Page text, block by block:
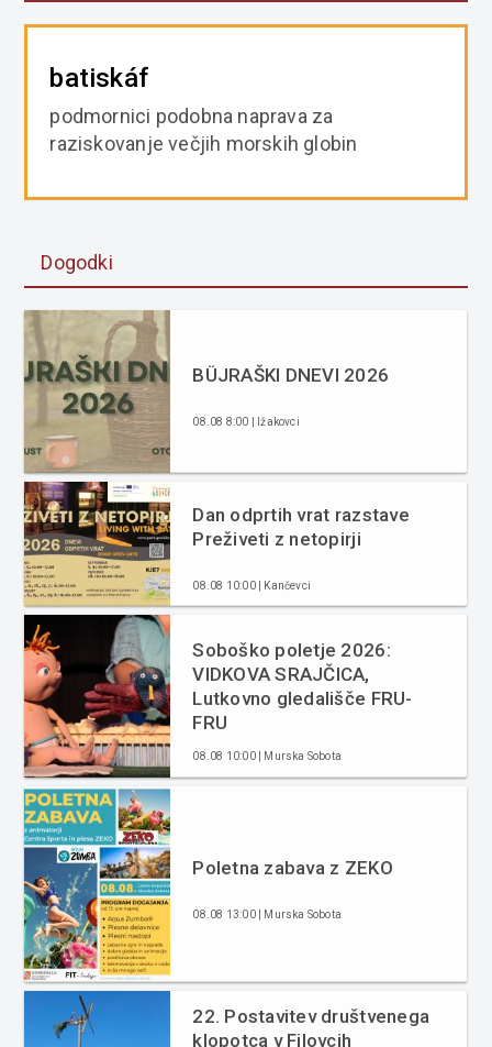
batiskáf
podmornici podobna naprava za
raziskovanje večjih morskih globin
Dogodki
BÜJRAŠKI DNEVI 2026
08.08 8:00 | Ižakovci
Dan odprtih vrat razstave
Preživeti z netopirji
08.08 10:00 | Kančevci
Soboško poletje 2026:
VIDKOVA SRAJČICA,
Lutkovno gledališče FRU-
FRU
08.08 10:00 | Murska Sobota
Poletna zabava z ZEKO
08.08 13:00 | Murska Sobota
22. Postavitev društvenega
klopotca v Filovcih